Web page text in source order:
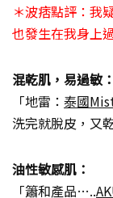
＊波痞點評：我
也發生在我身上
混乾肌，易過敏：
「地雷： 泰國
洗完就脫皮，又
油性敏感肌：
「簫和產品…..